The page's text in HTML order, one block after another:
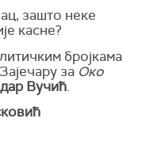
зашто неке
касне?
бројкама
за Око
Вучић.